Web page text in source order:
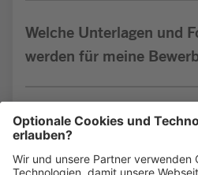
Welche Unterlagen und
werden für meine
Bin ich für die Stelle